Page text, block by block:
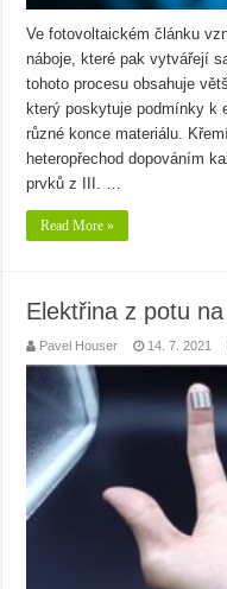
Ve fotovoltaickém článku
náboje, které pak vytvářejí
tohoto procesu obsahuje
který poskytuje podmínky k
různé konce materiálu.
heteropřechod dopováním
prvků z III. …
Read More »
Elektřina z potu
Pavel Houser 14. 7. 2021